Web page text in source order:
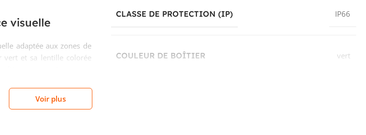
visuelle
adaptée aux zones de
vert et sa lentille colorée
CLASSE DE PROTECTION (IP) IP66
COULEUR DE BOÎTIER vert
Voir plus